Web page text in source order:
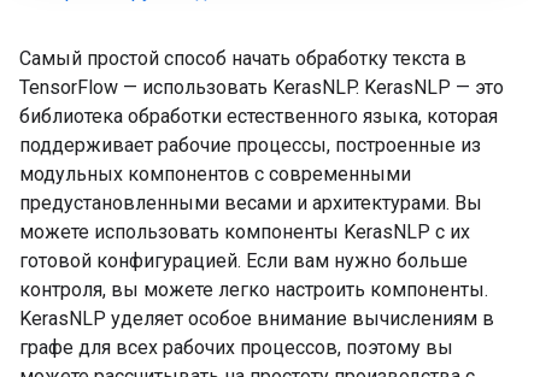
Самый простой способ начать обработку текста в
TensorFlow — использовать KerasNLP. KerasNLP — это
библиотека обработки естественного языка, которая
поддерживает рабочие процессы, построенные из
модульных компонентов с современными
предустановленными весами и архитектурами. Вы
можете использовать компоненты KerasNLP с их
готовой конфигурацией. Если вам нужно больше
контроля, вы можете легко настроить компоненты.
KerasNLP уделяет особое внимание вычислениям в
графе для всех рабочих процессов, поэтому вы